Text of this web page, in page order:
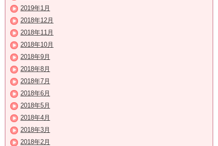
2019年1月
2018年12月
2018年11月
2018年10月
2018年9月
2018年8月
2018年7月
2018年6月
2018年5月
2018年4月
2018年3月
2018年2月